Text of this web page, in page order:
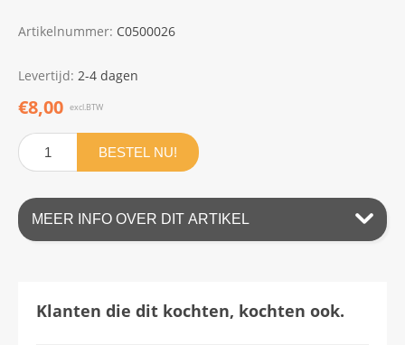
Artikelnummer: C0500026
Levertijd: 2-4 dagen
€8,00 excl.BTW
BESTEL NU!
MEER INFO OVER DIT ARTIKEL
Klanten die dit kochten, kochten ook.